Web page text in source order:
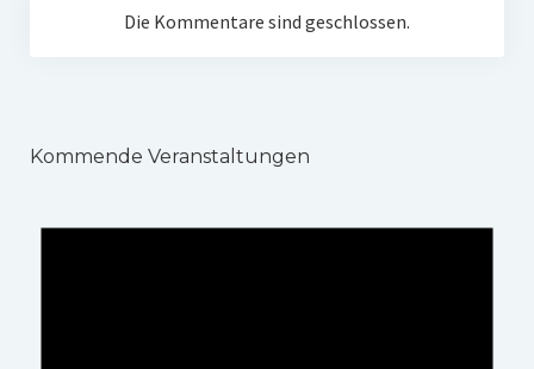
Die Kommentare sind geschlossen.
Kommende Veranstaltungen